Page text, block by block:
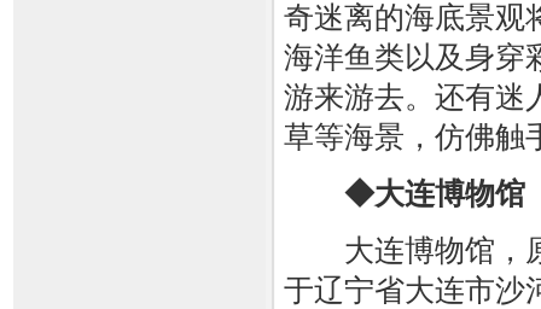
奇迷离的海底景观
海洋鱼类以及身穿
游来游去。还有迷
草等海景，仿佛触
◆大连博物馆
大连博物馆，
于辽宁省大连市沙